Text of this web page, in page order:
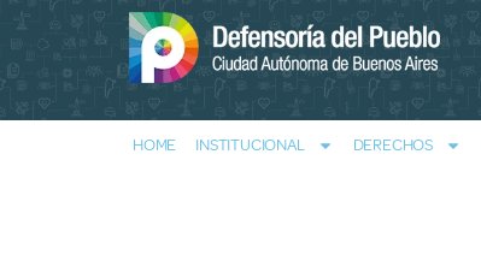
HOME INSTITUCIONAL DERECHOS